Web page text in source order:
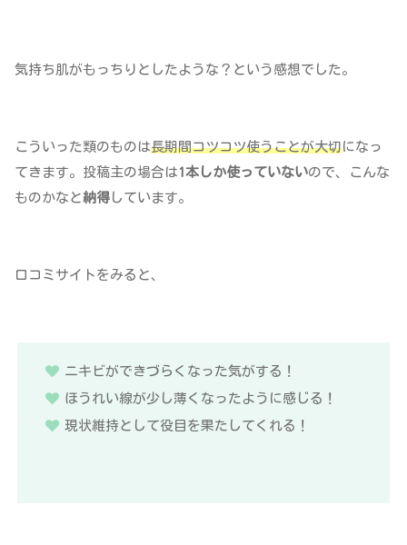
気持ち肌がもっちりとしたような？という感想でした。
こういった類のものは長期間コツコツ使うことが大切になっ
てきます。投稿主の場合は 1本しか使っていないので、こんな
ものかなと納得 しています。
口コミサイトをみると、
ニキビができづらくなった気がする！
ほうれい線が少し薄くなったように感じる！
現状維持として役目を果たしてくれる！